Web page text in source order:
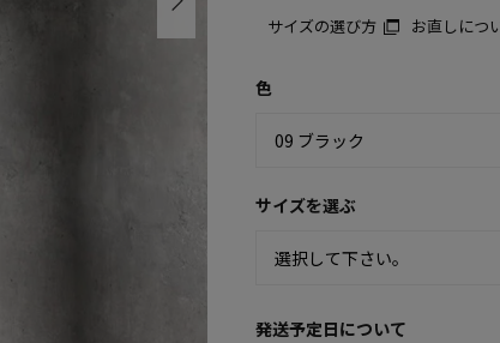
サイズの選び方 お直しにつ
色
サイズを選ぶ
発送予定日について